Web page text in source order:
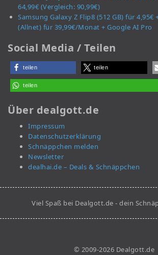
64,99€ (Vergleich: 90,99€)
Samsung Galaxy Z Flip8 (512 GB) für
(Allnet) für 39,99€/Monat + Google AI Pro
Social Media / Teilen
teilen teilen
teilen
Über dealgott.de
Impressum
Datenschutzerklärung
Schnäppchen melden
Newsletter
dealhai.de – Deals & Schnäppchen
Viel Spaß bei Dealgott.de - dein
© 2009-2026 Dealgott.de